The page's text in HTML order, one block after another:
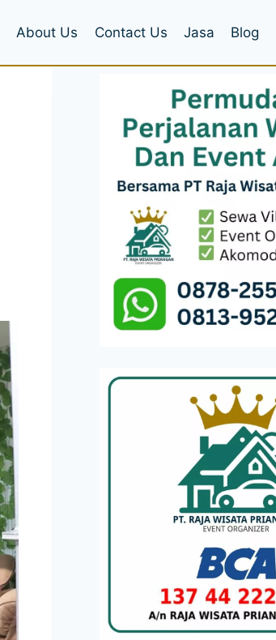
About Us Contact Us Jasa Blog